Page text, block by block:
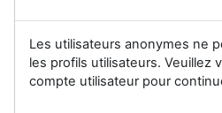
Les utilisateurs anonymes ne
les profils utilisateurs. Veuillez
compte utilisateur pour